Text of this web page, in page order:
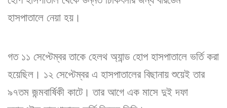
হাসপাতালে নেয়া হয়।
গত ১১ সেপ্টেম্বর তাকে হেলথ অ্যান্ড হোপ হাসপাতালে ভর্তি করা
হয়েছিল। ১২ সেপ্টেম্বর এ হাসপাতালের বিছানায় শুয়েই তার
৯৭তম জন্মবার্ষিকী কাটে। তার আগে এক মাসে দুই দফা